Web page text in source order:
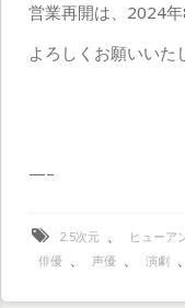
営業再開は、2024年
よろしくお願いいた
—–
2.5次元 、 ヒューア
俳優 、 声優 、 演劇 、